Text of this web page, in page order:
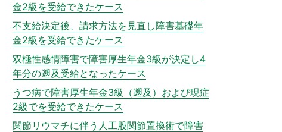
金2級を受給できたケース
不支給決定後、請求方法を見直し障害基礎年
金2級を受給できたケース
双極性感情障害で障害厚生年金3級が決定し4
年分の遡及受給となったケース
うつ病で障害厚生年金3級（遡及）および現症
2級でを受給できたケース
関節リウマチに伴う人工股関節置換術で障害